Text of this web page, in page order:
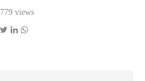
779 views